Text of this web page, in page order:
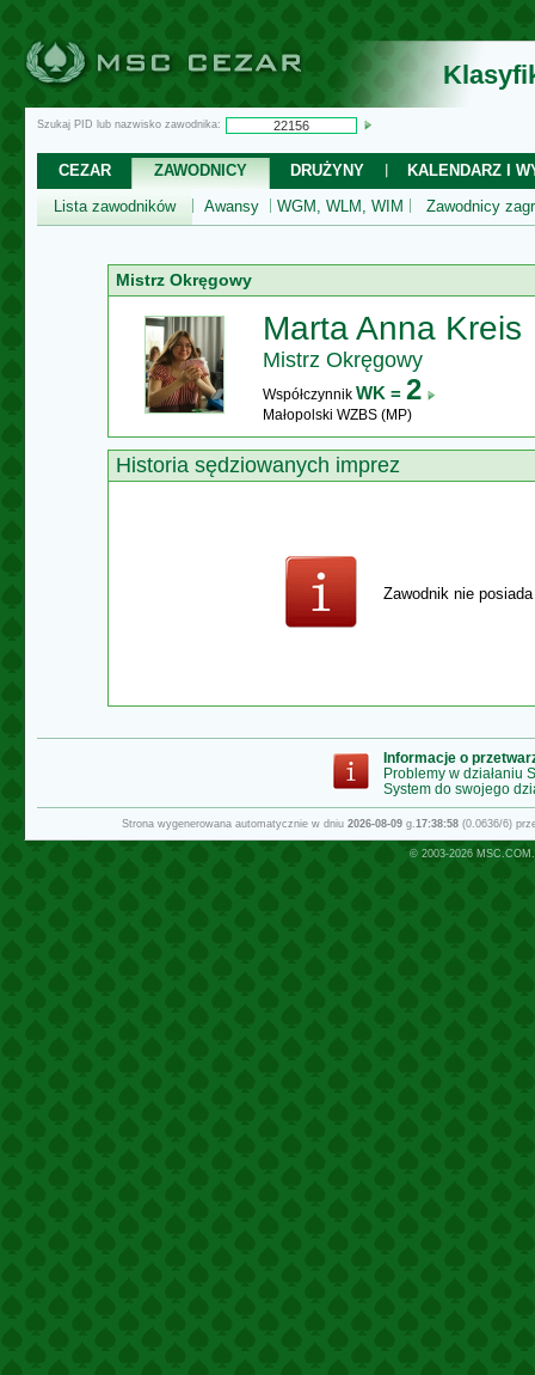
Szukaj PID lub nazwisko zawodnika:
CEZAR ZAWODNICY DRUŻYNY
KALENDARZ I
Lista zawodników
Awansy WGM, WLM, WIM Zawodnicy
Mistrz Okręgowy
Marta Anna Kreis
Mistrz Okręgowy
Współczynnik WK = 2
Małopolski WZBS (MP)
Historia sędziowanych imprez
Zawodnik nie
Informacje o
Problemy w działaniu
System do swojego
Strona wygenerowana automatycznie w dniu 2026-08-09g.17:38:58(0.0636/6)
© 2003-2026